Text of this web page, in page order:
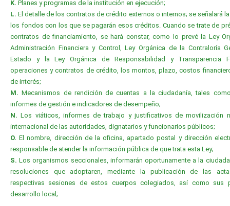
K. Planes y programas de la institución en ejecución;
L. El detalle de los contratos de crédito externos o internos; se señalará
los fondos con los que se pagarán esos créditos. Cuando se trate de
contratos de financiamiento, se hará constar, como lo prevé la Ley
Administración Financiera y Control, Ley Orgánica de la Contraloría
Estado y la Ley Orgánica de Responsabilidad y Transparencia
operaciones y contratos de crédito, los montos, plazo, costos
de interés;
M. Mecanismos de rendición de cuentas a la ciudadanía, tales
informes de gestión e indicadores de desempeño;
N. Los viáticos, informes de trabajo y justificativos de movilización
internacional de las autoridades, dignatarios y funcionarios públicos;
O. El nombre, dirección de la oficina, apartado postal y dirección
responsable de atender la información pública de que trata esta Ley;
S. Los organismos seccionales, informarán oportunamente a la
resoluciones que adoptaren, mediante la publicación de las
respectivas sesiones de estos cuerpos colegiados, así como sus
desarrollo local;